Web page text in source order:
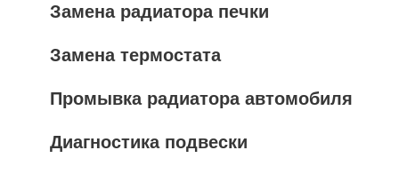
Замена радиатора печки
Замена термостата
Промывка радиатора автомобиля
Диагностика подвески